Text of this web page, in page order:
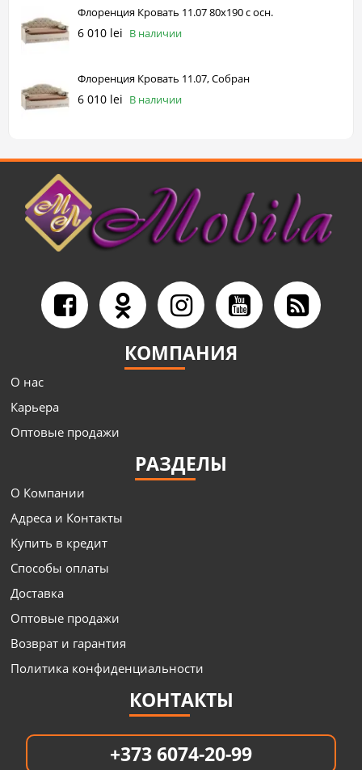
Флоренция Кровать 11.07 80х190 с осн.
6 010 lei В наличии
Флоренция Кровать 11.07, Собран
6 010 lei В наличии
КОМПАНИЯ
О нас
Карьера
Оптовые продажи
РАЗДЕЛЫ
О Компании
Адреса и Контакты
Купить в кредит
Способы оплаты
Доставка
Оптовые продажи
Возврат и гарантия
Политика конфиденциальности
КОНТАКТЫ
+373 6074-20-99